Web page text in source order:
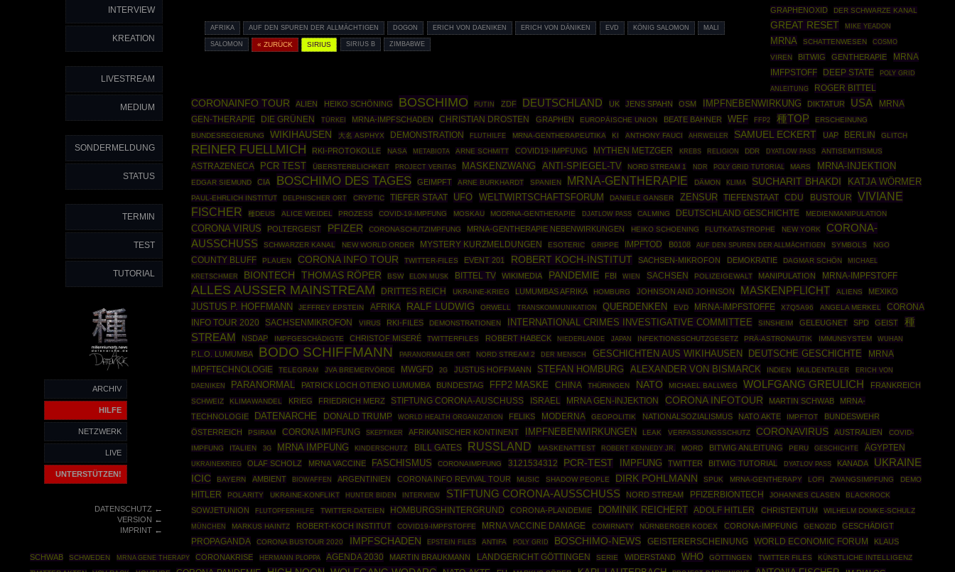
INTERVIEW
KREATION
LIVESTREAM
MEDIUM
SONDERMELDUNG
STATUS
TERMIN
TEST
TUTORIAL
ARCHIV
HILFE
NETZWERK
LIVE
UNTERSTÜTZEN!
DATENSCHUTZ←
VERSION ←
IMPRINT←
AFRIKA AUF DEN SPUREN DER ALLMÄCHTIGEN DOGON ERICH VON DAENIKEN ERICH VON DÄNIKEN EVD KÖNIG SALOMON MALI
SALOMON « ZURÜCK SIRIUS SIRIUS B ZIMBABWE
GRAPHENOXID DER SCHWARZE KANAL
GREAT RESET MIKE YEADON
MRNA SCHATTENWESEN
COSMO
VIREN
BITWIG GENTHERAPIE
MRNA
IMFPSTOFF
DEEP STATE
POLY GRID
ANLEITUNG
ROGER BITTEL
CORONAINFO TOUR ALIEN HEIKO SCHÖNING BOSCHIMO PUTIN ZDF DEUTSCHLAND UK JENS SPAHN OSM IMPFNEBENWIRKUNG DIKTATUR USA
MRNA
GEN-THERAPIE
DIE GRÜNEN TÜRKEI MRNA-IMPFSCHADEN CHRISTIAN DROSTEN GRAPHEN EUROPÄISCHE UNION BEATE BAHNER WEF FFP2 種TOP
ERSCHEINUNG
BUNDESREGIERUNG
WIKIHAUSEN 大名 ASPHYX DEMONSTRATION FLUTHILFE MRNA-GENTHERAPEUTIKA KI ANTHONY FAUCI AHRWEILER SAMUEL ECKERT UAP BERLIN GLITCH
REINER FUELLMICH RKI-PROTOKOLLE NASA METABIOTA ARNE SCHMITT COVID19-IMPFUNG MYTHEN METZGER KREBS RELIGION DDR DYATLOW PASS ANTISEMITISMUS
ASTRAZENECA PCR TEST ÜBERSTERBLICHKEIT PROJECT VERITAS MASKENZWANG ANTI-SPIEGEL-TV NORD STREAM 1 NDR POLY GRID TUTORIAL MARS MRNA-INJEKTION
EDGAR SIEMUND CIA BOSCHIMO DES TAGES GEIMPFT ARNE BURKHARDT SPANIEN MRNA-GENTHERAPIE DÄMON KLIMA SUCHARIT BHAKDI KATJA WÖRMER
PAUL-EHRLICH INSTITUT DELPHISCHER ORT CRYPTIC TIEFER STAAT UFO WELTWIRTSCHAFTSFORUM DANIELE GANSER ZENSUR TIEFENSTAAT CDU BUSTOUR
VIVIANE
FISCHER
種DEUS ALICE WEIDEL PROZESS COVID-19-IMPFUNG MOSKAU MODRNA-GENTHERAPIE DJATLOW PASS CALMING DEUTSCHLAND GESCHICHTE MEDIENMANIPULATION
CORONA VIRUS POLTERGEIST PFIZER CORONASCHUTZIMPFUNG MRNA-GENTHERAPIE NEBENWIRKUNGEN HEIKO SCHOENING FLUTKATASTROPHE NEW YORK
CORONA-
AUSSCHUSS
SCHWARZER KANAL NEW WORLD ORDER MYSTERY KURZMELDUNGEN ESOTERIC GRIPPE IMPFTOD B0108 AUF DEN SPUREN DER ALLMÄCHTIGEN SYMBOLS NGO
COUNTY BLUFF PLAUEN CORONA INFO TOUR TWITTER-FILES EVENT 201 ROBERT KOCH-INSTITUT SACHSEN-MIKROFON DEMOKRATIE DAGMAR SCHÖN MICHAEL
KRETSCHMER BIONTECH THOMAS RÖPER BSW ELON MUSK BITTEL TV WIKIMEDIA PANDEMIE FBI WIEN SACHSEN POLIZEIGEWALT MANIPULATION MRNA-IMPFSTOFF
ALLES AUSSER MAINSTREAM DRITTES REICH UKRAINE-KRIEG LUMUMBAS AFRIKA HOMBURG JOHNSON AND JOHNSON MASKENPFLICHT ALIENS MEXIKO
JUSTUS P. HOFFMANN JEFFREY EPSTEIN AFRIKA RALF LUDWIG ORWELL TRANSKOMMUNIKATION QUERDENKEN EVD MRNA-IMPFSTOFFE X7Q5A96 ANGELA MERKEL
CORONA
INFO TOUR 2020
SACHSENMIKROFON VIRUS RKI-FILES DEMONSTRATIONEN INTERNATIONAL CRIMES INVESTIGATIVE COMMITTEE SINSHEIM GELEUGNET SPD GEIST
種
STREAM
NSDAP IMPFGESCHÄDIGTE CHRISTOF MISERÉ TWITTERFILES ROBERT HABECK NIEDERLANDE JAPAN INFEKTIONSSCHUTZGESETZ PRÄ-ASTRONAUTIK IMMUNSYSTEM WUHAN
P.L.O. LUMUMBA BODO SCHIFFMANN PARANORMALER ORT NORD STREAM 2 DER MENSCH GESCHICHTEN AUS WIKIHAUSEN DEUTSCHE GESCHICHTE
MRNA
IMPFTECHNOLOGIE
TELEGRAM JVA BREMERVÖRDE MWGFD 2G JUSTUS HOFFMANN STEFAN HOMBURG ALEXANDER VON BISMARCK INDIEN MULDENTALER ERICH VON
DAENIKEN PARANORMAL PATRICK LOCH OTIENO LUMUMBA BUNDESTAG FFP2 MASKE CHINA THÜRINGEN NATO MICHAEL BALLWEG WOLFGANG GREULICH FRANKREICH
SCHWEIZ KLIMAWANDEL KRIEG FRIEDRICH MERZ STIFTUNG CORONA-AUSCHUSS ISRAEL MRNA GEN-INJEKTION CORONA INFOTOUR MARTIN SCHWAB
MRNA-
TECHNOLOGIE
DATENARCHE DONALD TRUMP WORLD HEALTH ORGANIZATION FELIKS MODERNA GEOPOLITIK NATIONALSOZIALISMUS NATO AKTE IMPFTOT
BUNDESWEHR
ÖSTERREICH
PSIRAM CORONA IMPFUNG SKEPTIKER AFRIKANISCHER KONTINENT IMPFNEBENWIRKUNGEN LEAK VERFASSUNGSSCHUTZ CORONAVIRUS AUSTRALIEN
COVID-
IMPFUNG
ITALIEN 3G MRNA IMPFUNG KINDERSCHUTZ BILL GATES RUSSLAND MASKENATTEST ROBERT KENNEDY JR. MORD BITWIG ANLEITUNG PERU GESCHICHTE ÄGYPTEN
UKRAINEKRIEG OLAF SCHOLZ MRNA VACCINE FASCHISMUS CORONAIMPFUNG 3121534312 PCR-TEST IMPFUNG TWITTER BITWIG TUTORIAL DYATLOV PASS KANADA
UKRAINE
ICIC
BAYERN AMBIENT BIOWAFFEN ARGENTINIEN CORONA INFO REVIVAL TOUR MUSIC SHADOW PEOPLE DIRK POHLMANN SPUK MRNA-GENTHERAPY LOFI ZWANGSIMPFUNG DEMO
HITLER POLARITY UKRAINE-KONFLIKT HUNTER BIDEN INTERVIEW STIFTUNG CORONA-AUSSCHUSS NORD STREAM PFIZERBIONTECH JOHANNES CLASEN BLACKROCK
SOWJETUNION FLUTOPFERHILFE TWITTER-DATEIEN HOMBURGSHINTERGRUND CORONA-PLANDEMIE DOMINIK REICHERT ADOLF HITLER CHRISTENTUM
WILHELM DOMKE-SCHULZ
MÜNCHEN
MARKUS HAINTZ ROBERT-KOCH INSTITUT COVID19-IMPFSTOFFE MRNA VACCINE DAMAGE COMIRNATY NÜRNBERGER KODEX CORONA-IMPFUNG GENOZID GESCHÄDIGT
PROPAGANDA CORONA BUSTOUR 2020 IMPFSCHADEN EPSTEIN FILES ANTIFA POLY GRID BOSCHIMO-NEWS GEISTERERSCHEINUNG WORLD ECONOMIC FORUM
KLAUS
SCHWAB
SCHWEDEN MRNA GENE THERAPY CORONAKRISE HERMANN PLOPPA AGENDA 2030 MARTIN BRAUKMANN LANDGERICHT GÖTTINGEN SERIE WIDERSTAND WHO GÖTTINGEN TWITTER FILES
KÜNSTLICHE INTELLIGENZ